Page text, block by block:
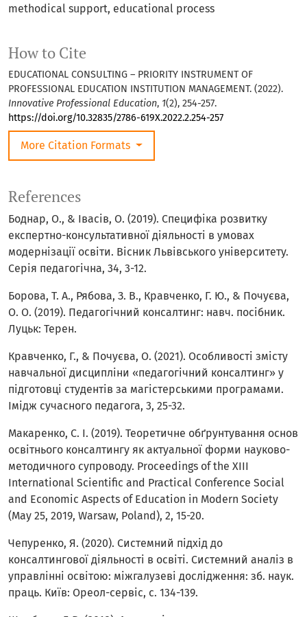
methodical support educational process
How to Cite
EDUCATIONAL CONSULTING – PRIORITY INSTRUMENT OF
PROFESSIONAL EDUCATION INSTITUTION MANAGEMENT. (2022).
Innovative Professional Education, 1(2), 254-257.
https://doi.org/10.32835/2786-619X.2022.2.254-257
More Citation Formats
References
Боднар, О., & Івасів, О. (2019). Специфіка розвитку
експертно-консультативної діяльності в умовах
модернізації освіти. Вісник Львівського університету.
Серія педагогічна, 34, 3-12.
Борова, Т. А., Рябова, З. В., Кравченко, Г. Ю., & Почуєва,
О. О. (2019). Педагогічний консалтинг: навч. посібник.
Луцьк: Терен.
Кравченко, Г., & Почуєва, О. (2021). Особливості змісту
навчальної дисципліни «педагогічний консалтинг» у
підготовці студентів за магістерськими програмами.
Імідж сучасного педагога, 3, 25-32.
Макаренко, С. І. (2019). Теоретичне обґрунтування основ
освітнього консалтингу як актуальної форми науково-
методичного супроводу. Proceedings of the XIII
International Scientific and Practical Conference Social
and Economic Aspects of Education in Modern Society
(May 25, 2019, Warsaw, Poland), 2, 15-20.
Чепуренко, Я. (2020). Системний підхід до
консалтингової діяльності в освіті. Системний аналіз в
управлінні освітою: міжгалузеві дослідження: зб. наук.
праць. Київ: Ореол-сервіс, с. 134-139.